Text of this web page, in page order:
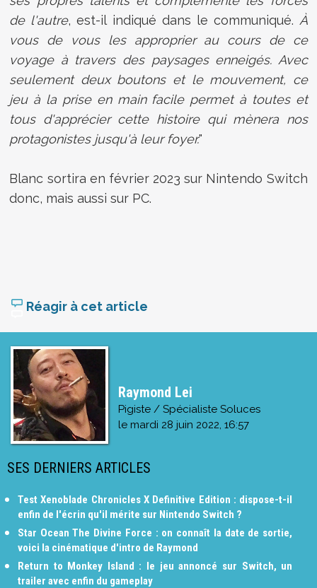
de l'autre, est-il indiqué dans le communiqué. À
vous de vous les approprier au cours de ce
voyage à travers des paysages enneigés. Avec
seulement deux boutons et le mouvement, ce
jeu à la prise en main facile permet à toutes et
tous d'apprécier cette histoire qui mènera nos
protagonistes jusqu'à leur foyer."
Blanc sortira en février 2023 sur Nintendo Switch
donc, mais aussi sur PC.
Réagir à cet article
Raymond Lei
Pigiste / Spécialiste Soluces
le mardi 28 juin 2022, 16:57
SES DERNIERS ARTICLES
Test Xenoblade Chronicles X Definitive Edition : dispose-t-il
enfin de l'écrin qu'il mérite sur Nintendo Switch ?
Star Ocean The Divine Force : on connaît la date de sortie,
voici la cinématique d'intro de Raymond
Return to Monkey Island : le jeu annoncé sur Switch, un
trailer avec enfin du gameplay